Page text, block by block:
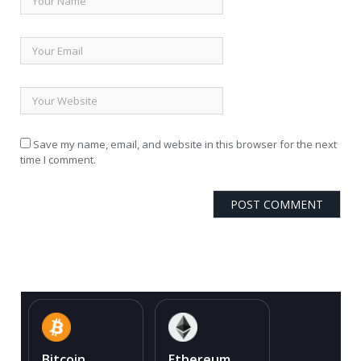
Save my name, email, and website in this browser for the next
time I comment.